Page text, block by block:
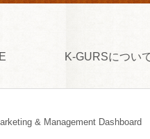
K-GURSについ
& Management Dashboard